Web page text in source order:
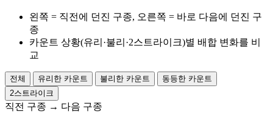
왼쪽 = 직전에 던진 구종, 오른쪽 = 바로 다음에 던진 구
종
카운트 상황(유리·불리·2스트라이크)별 배합 변화를 비
교
전체 유리한 카운트 불리한 카운트
동등한 카운트
2스트라이크
직전 구종 → 다음 구종